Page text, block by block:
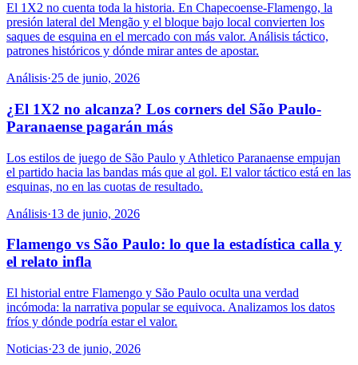
El 1X2 no cuenta toda la historia. En Chapecoense-Flamengo, la
presión lateral del Mengão y el bloque bajo local convierten los
saques de esquina en el mercado con más valor. Análisis táctico,
patrones históricos y dónde mirar antes de apostar.
Análisis·25 de junio, 2026
¿El 1X2 no alcanza? Los corners del São Paulo-
Paranaense pagarán más
Los estilos de juego de São Paulo y Athletico Paranaense empujan
el partido hacia las bandas más que al gol. El valor táctico está en las
esquinas, no en las cuotas de resultado.
Análisis·13 de junio, 2026
Flamengo vs São Paulo: lo que la estadística calla y
el relato infla
El historial entre Flamengo y São Paulo oculta una verdad
incómoda: la narrativa popular se equivoca. Analizamos los datos
fríos y dónde podría estar el valor.
Noticias·23 de junio, 2026